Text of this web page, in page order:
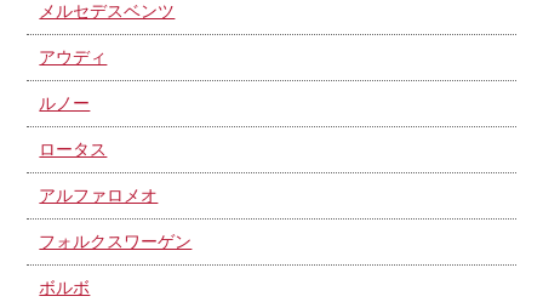
メルセデスベンツ
アウディ
ルノー
ロータス
アルファロメオ
フォルクスワーゲン
ボルボ